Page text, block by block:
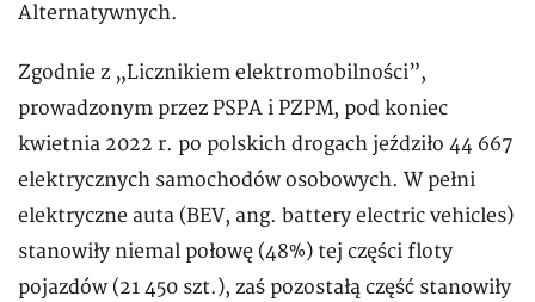
Alternatywnych.
Zgodnie z „Licznikiem elektromobilności”,
prowadzonym przez PSPA i PZPM, pod koniec
kwietnia 2022 r. po polskich drogach jeździło 44 667
elektrycznych samochodów osobowych. W pełni
elektryczne auta (BEV, ang. battery electric vehicles)
stanowiły niemal połowę (48%) tej części floty
pojazdów (21 450 szt.), zaś pozostałą część stanowiły